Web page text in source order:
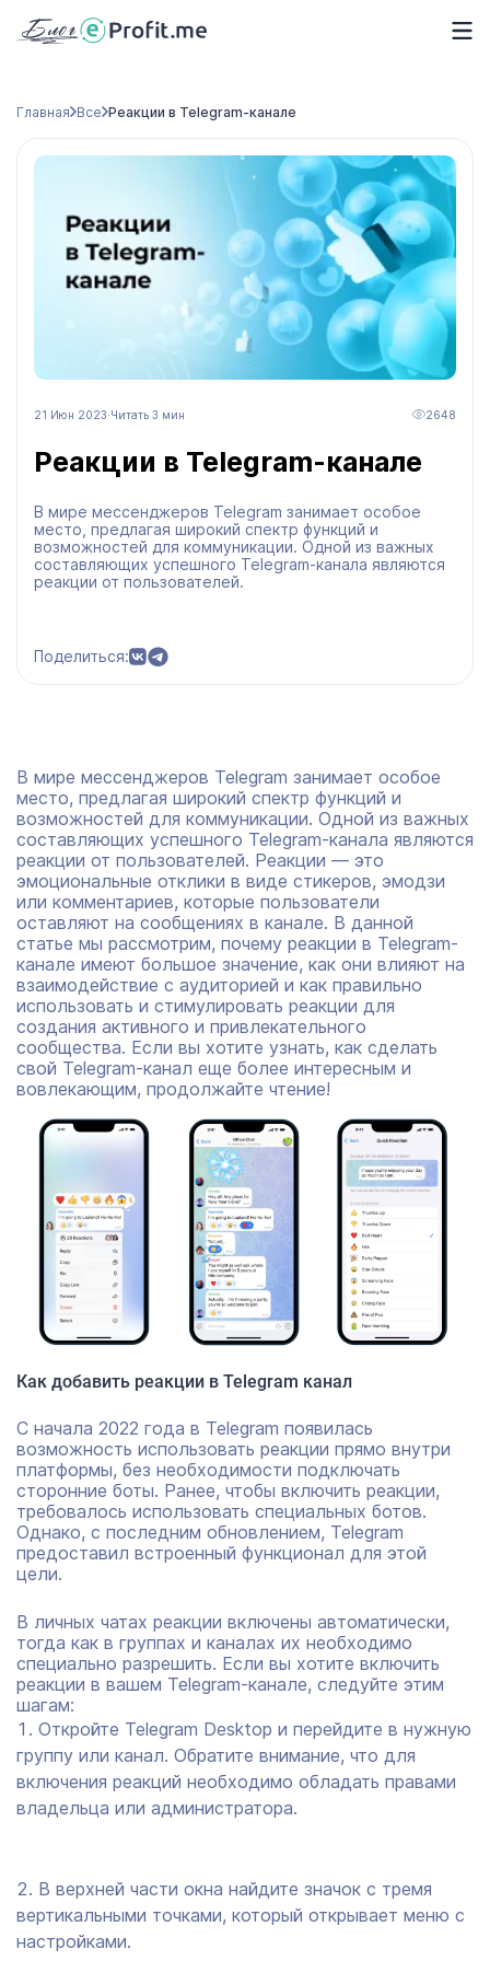
Главная Все Реакции в Telegram-канале
21 Июн 2023·Читать 3 мин 2648
Реакции в Telegram-канале
В мире мессенджеров Telegram занимает особое
место, предлагая широкий спектр функций и
возможностей для коммуникации. Одной из важных
составляющих успешного Telegram-канала являются
реакции от пользователей.
Поделиться:
В мире мессенджеров Telegram занимает особое
место, предлагая широкий спектр функций и
возможностей для коммуникации. Одной из важных
составляющих успешного Telegram-канала являются
реакции от пользователей. Реакции — это
эмоциональные отклики в виде стикеров, эмодзи
или комментариев, которые пользователи
оставляют на сообщениях в канале. В данной
статье мы рассмотрим, почему реакции в Telegram-
канале имеют большое значение, как они влияют на
взаимодействие с аудиторией и как правильно
использовать и стимулировать реакции для
создания активного и привлекательного
сообщества. Если вы хотите узнать, как сделать
свой Telegram-канал еще более интересным и
вовлекающим, продолжайте чтение!
Как добавить реакции в Telegram канал
С начала 2022 года в Telegram появилась
возможность использовать реакции прямо внутри
платформы, без необходимости подключать
сторонние боты. Ранее, чтобы включить реакции,
требовалось использовать специальных ботов.
Однако, с последним обновлением, Telegram
предоставил встроенный функционал для этой
цели.
В личных чатах реакции включены автоматически,
тогда как в группах и каналах их необходимо
специально разрешить. Если вы хотите включить
реакции в вашем Telegram-канале, следуйте этим
шагам:
Откройте Telegram Desktop и перейдите в нужную
группу или канал. Обратите внимание, что для
включения реакций необходимо обладать правами
владельца или администратора.
В верхней части окна найдите значок с тремя
вертикальными точками, который открывает меню с
настройками.